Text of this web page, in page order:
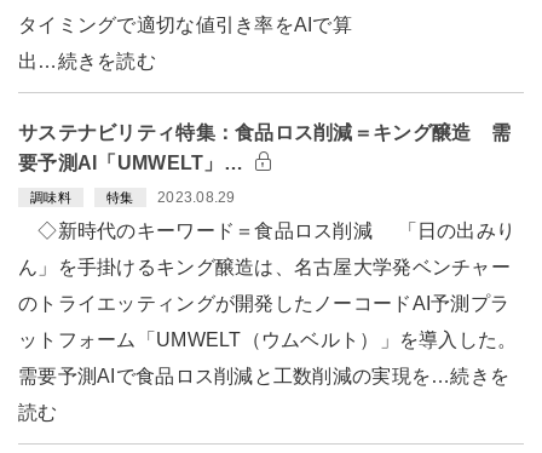
タイミングで適切な値引き率をAIで算
出…続きを読む
サステナビリティ特集：食品ロス削減＝キング醸造 需
要予測AI「UMWELT」…
調味料 特集 2023.08.29
◇新時代のキーワード＝食品ロス削減 「日の出みり
ん」を手掛けるキング醸造は、名古屋大学発ベンチャー
のトライエッティングが開発したノーコードAI予測プラ
ットフォーム「UMWELT（ウムベルト）」を導入した。
需要予測AIで食品ロス削減と工数削減の実現を…続きを
読む